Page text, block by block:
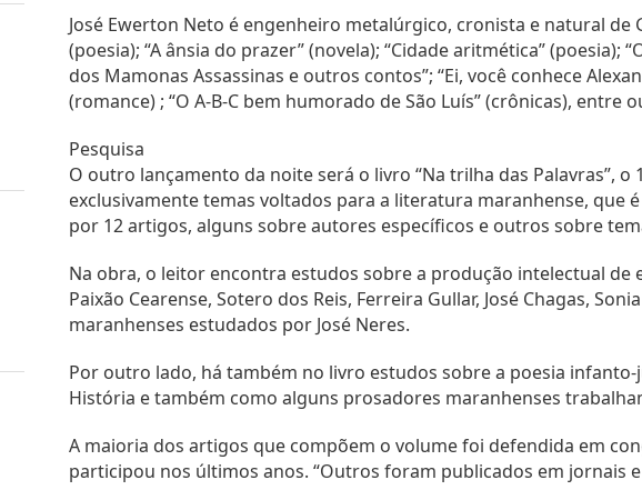
José Ewerton Neto é engenheiro metalúrgico, cronista e natural de
(poesia); “A ânsia do prazer” (novela); “Cidade aritmética”
dos Mamonas Assassinas e outros contos”; “Ei, você conhece
(romance) ; “O A-B-C bem humorado de São Luís” (crônicas), entre
Pesquisa
O outro lançamento da noite será o livro “Na trilha das Palavras”, o
exclusivamente temas voltados para a literatura maranhense, que
por 12 artigos, alguns sobre autores específicos e outros sobre
Na obra, o leitor encontra estudos sobre a produção intelectual de
Paixão Cearense, Sotero dos Reis, Ferreira Gullar, José Chagas,
maranhenses estudados por José Neres.
Por outro lado, há também no livro estudos sobre a poesia
História e também como alguns prosadores maranhenses
A maioria dos artigos que compõem o volume foi defendida em
participou nos últimos anos. “Outros foram publicados em jornais